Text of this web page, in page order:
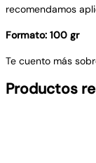
recomendamos
Formato: 100 gr
Te cuento más
Productos